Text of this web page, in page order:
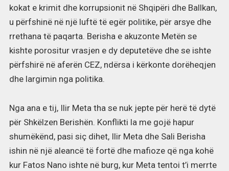
kokat e krimit dhe korrupsionit në Shqipëri dhe Ballkan,
u përfshinë në një luftë të egër politike, për arsye dhe
rrethana të paqarta. Berisha e akuzonte Metën se
kishte porositur vrasjen e dy deputetëve dhe se ishte
përfshirë në aferën CEZ, ndërsa i kërkonte dorëheqjen
dhe largimin nga politika.
Nga ana e tij, Ilir Meta tha se nuk jepte për herë të dytë
për Shkëlzen Berishën. Konflikti la me gojë hapur
shumëkënd, pasi siç dihet, Ilir Meta dhe Sali Berisha
ishin në një aleancë të fortë dhe mafioze që nga kohë
kur Fatos Nano ishte në burg, kur Meta tentoi t’i merrte